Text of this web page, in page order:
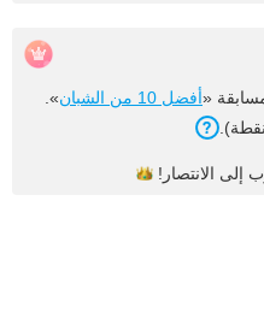
«أفضل 10 من الشبان
».
إلى الانتصار!